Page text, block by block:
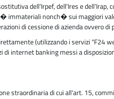
dell'Irpef, dell'Ires e dell'Irap,
immateriali nonch� sui maggiori
di cessione di azienda ovvero
(utilizzando i servizi "F24
di internet banking messi a
straordinaria di cui all'art. 15,